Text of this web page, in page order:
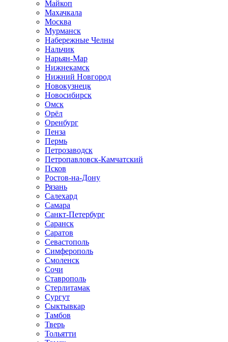
Майкоп
Махачкала
Москва
Мурманск
Набережные Челны
Нальчик
Нарьян-Мар
Нижнекамск
Нижний Новгород
Новокузнецк
Новосибирск
Омск
Орёл
Оренбург
Пенза
Пермь
Петрозаводск
Петропавловск-Камчатский
Псков
Ростов-на-Дону
Рязань
Салехард
Самара
Санкт-Петербург
Саранск
Саратов
Севастополь
Симферополь
Смоленск
Сочи
Ставрополь
Стерлитамак
Сургут
Сыктывкар
Тамбов
Тверь
Тольятти